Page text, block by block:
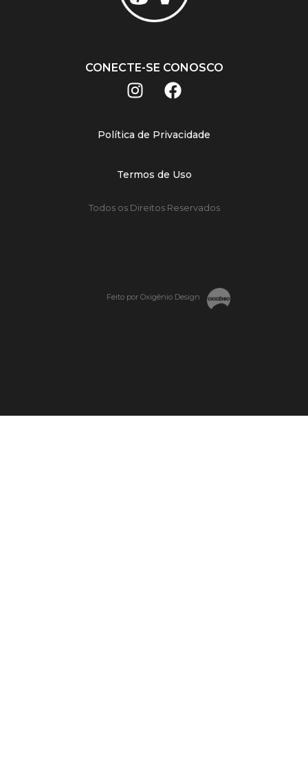
CONECTE-SE CONOSCO
Política de Privacidade
Termos de Uso
Todos os Direitos Reservados
Feito por Oxigênio Design